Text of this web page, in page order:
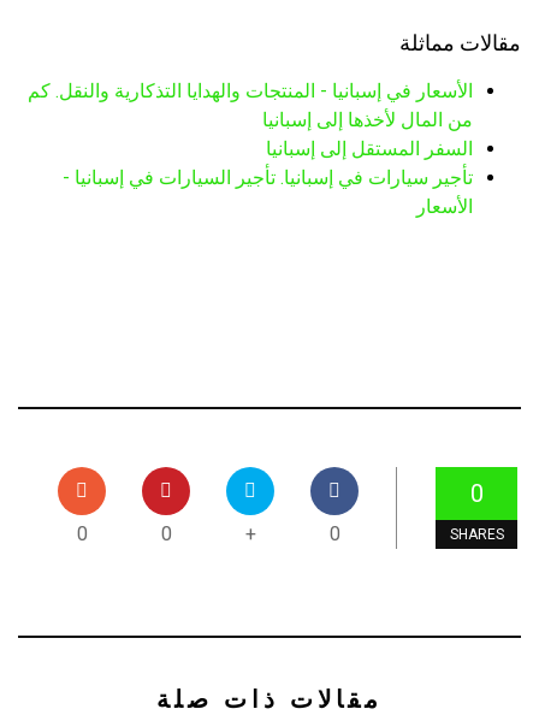
مقالات مماثلة
الأسعار في إسبانيا - المنتجات والهدايا التذكارية والنقل. كم
من المال لأخذها إلى إسبانيا
السفر المستقل إلى إسبانيا
تأجير سيارات في إسبانيا. تأجير السيارات في إسبانيا -
الأسعار
0
SHARES
0
+
0
0
مقالات ذات صلة